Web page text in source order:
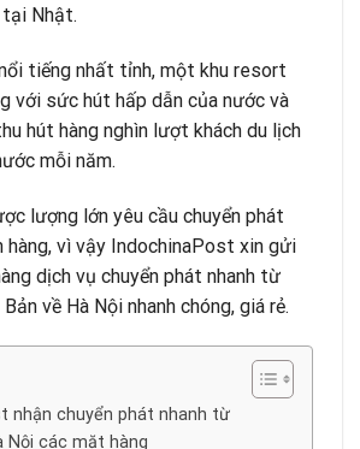
tại Nhật.
tiếng nhất tỉnh, một khu resort
với sức hút hấp dẫn của nước và
hút hàng nghìn lượt khách du lịch
mỗi năm.
lượng lớn yêu cầu chuyển phát
hàng, vì vậy IndochinaPost xin gửi
dịch vụ chuyển phát nhanh từ
về Hà Nội nhanh chóng, giá rẻ.
nhận chuyển phát nhanh từ
Nội các mặt hàng